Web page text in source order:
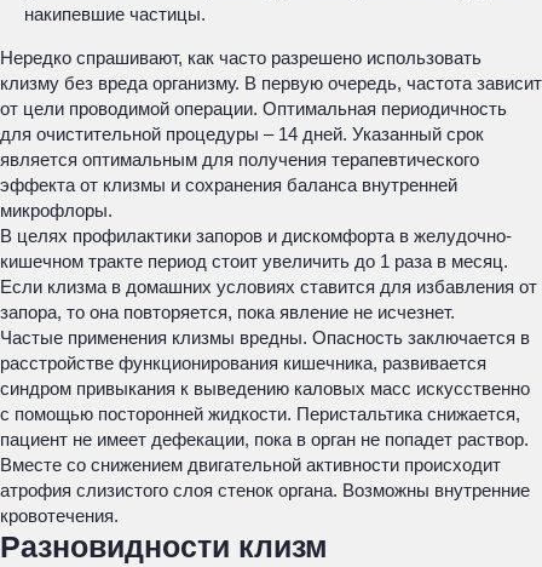
накипевшие частицы.
Нередко спрашивают, как часто разрешено использовать
клизму без вреда организму. В первую очередь, частота зависит
от цели проводимой операции. Оптимальная периодичность
для очистительной процедуры – 14 дней. Указанный срок
является оптимальным для получения терапевтического
эффекта от клизмы и сохранения баланса внутренней
микрофлоры.
В целях профилактики запоров и дискомфорта в желудочно-
кишечном тракте период стоит увеличить до 1 раза в месяц.
Если клизма в домашних условиях ставится для избавления от
запора, то она повторяется, пока явление не исчезнет.
Частые применения клизмы вредны. Опасность заключается в
расстройстве функционирования кишечника, развивается
синдром привыкания к выведению каловых масс искусственно
с помощью посторонней жидкости. Перистальтика снижается,
пациент не имеет дефекации, пока в орган не попадет раствор.
Вместе со снижением двигательной активности происходит
атрофия слизистого слоя стенок органа. Возможны внутренние
кровотечения.
Разновидности клизм